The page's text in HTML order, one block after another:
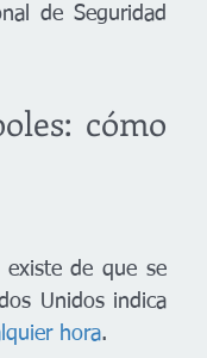
de Seguridad
cómo
existe de que se
Unidos indica
hora.